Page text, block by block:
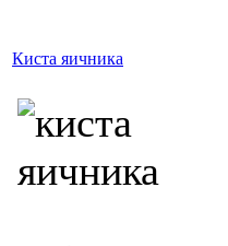
Киста яичника